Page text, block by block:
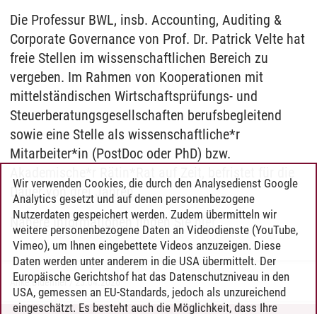
Die Professur BWL, insb. Accounting, Auditing &
Corporate Governance von Prof. Dr. Patrick Velte hat
freie Stellen im wissenschaftlichen Bereich zu
vergeben. Im Rahmen von Kooperationen mit
mittelständischen Wirtschaftsprüfungs- und
Steuerberatungsgesellschaften berufsbegleitend
sowie eine Stelle als wissenschaftliche*r
Mitarbeiter*in (PostDoc oder PhD) bzw.
Dauer von drei Jahren.
Nähere Informationen finden Siehier
Anke Bluemler/23.04.2026
Wir verwenden Cookies, die durch den Analysedienst Google
Analytics gesetzt und auf denen personenbezogene
Nutzerdaten gespeichert werden. Zudem übermitteln wir
weitere personenbezogene Daten an Videodienste (YouTube,
Vimeo), um Ihnen eingebettete Videos anzuzeigen. Diese
Daten werden unter anderem in die USA übermittelt. Der
Europäische Gerichtshof hat das Datenschutzniveau in den
USA, gemessen an EU-Standards, jedoch als unzureichend
eingeschätzt. Es besteht auch die Möglichkeit, dass Ihre